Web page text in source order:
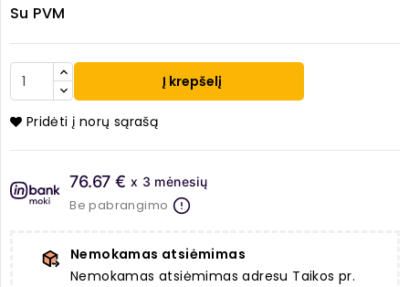
Su PVM
Į krepšelį
Pridėti į norų sąrašą
76.67 € x 3 mėnesių
Be pabrangimo
Nemokamas atsiėmimas
Nemokamas atsiėmimas adresu Taikos pr.